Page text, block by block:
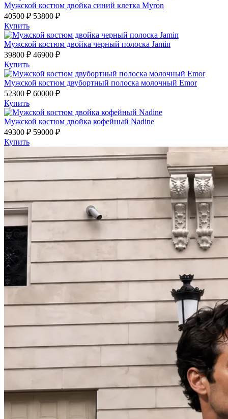
Мужской костюм двойка синий клетка Myron
40500 ₽ 53800 ₽
Купить
Мужской костюм двойка черный полоска Jamin
39800 ₽ 46900 ₽
Купить
Мужской костюм двубортный полоска молочный Emor
52300 ₽ 60000 ₽
Купить
Мужской костюм двойка кофейный Nadine
49300 ₽ 59000 ₽
Купить